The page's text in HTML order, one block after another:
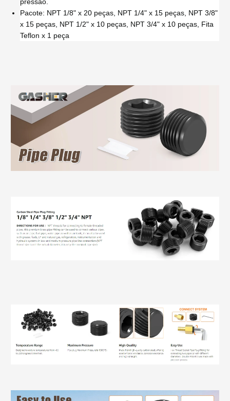
pressão.
Pacote: NPT 1/8" x 20 peças, NPT 1/4" x 15 peças, NPT 3/8"
x 15 peças, NPT 1/2" x 10 peças, NPT 3/4" x 10 peças, Fita
Teflon x 1 peça